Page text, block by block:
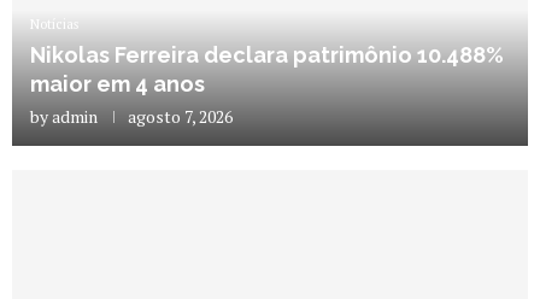
Notícias
Nikolas Ferreira declara patrimônio 10.488%
maior em 4 anos
byadmin agosto 7, 2026